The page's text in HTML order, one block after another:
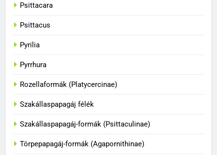
Psittacara
Psittacus
Pyrilia
Pyrrhura
Rozellaformák (Platycercinae)
Szakállaspapagáj félék
Szakállaspapagáj-formák (Psittaculinae)
Törpepapagáj-formák (Agapornithinae)
36
1
Hogyan fogjuk el a papagájt, ha
BLOG